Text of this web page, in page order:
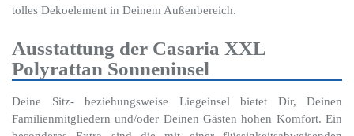
tolles Dekoelement in Deinem Außenbereich.
Ausstattung der Casaria XXL
Polyrattan Sonneninsel
Deine Sitz- beziehungsweise Liegeinsel bietet Dir, Deinen
Familienmitgliedern und/oder Deinen Gästen hohen Komfort. Ein